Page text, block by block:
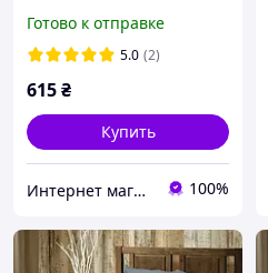
Готово к отправке
5.0 (2)
615₴
Купить
Интернет магазин тканин "Улюблена Постіль" 100%